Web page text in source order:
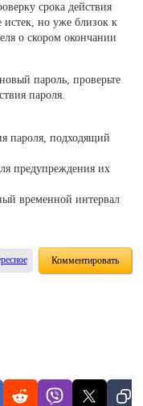
срока действия
истек, но уже близок к
о скором окончании
пароль, проверьте
пароля.
пароля, подходящий
предупреждения их
временной интервал
Комментировать